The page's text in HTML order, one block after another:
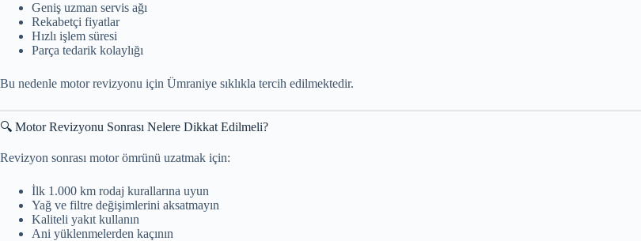
Geniş uzman servis ağı
Rekabetçi fiyatlar
Hızlı işlem süresi
Parça tedarik kolaylığı
Bu nedenle motor revizyonu için Ümraniye sıklıkla tercih edilmektedir.
🔍 Motor Revizyonu Sonrası Nelere Dikkat Edilmeli?
Revizyon sonrası motor ömrünü uzatmak için:
İlk 1.000 km rodaj kurallarına uyun
Yağ ve filtre değişimlerini aksatmayın
Kaliteli yakıt kullanın
Ani yüklenmelerden kaçının